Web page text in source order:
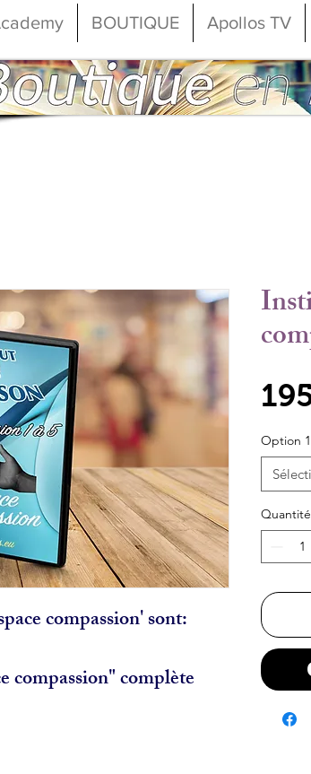
BOUTIQUE Apollos TV
compassion' sont:
compassion" complète
Option 1
Quantité